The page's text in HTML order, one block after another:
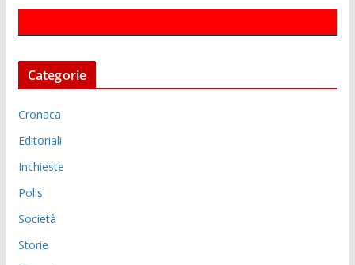
Categorie
Cronaca
Editoriali
Inchieste
Polis
Società
Storie